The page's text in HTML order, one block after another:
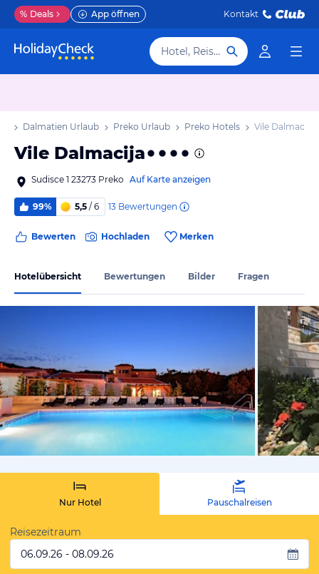
% Deals App öffnen Kontakt
Hotel, Reiseziel
Dalmatien Urlaub Preko Urlaub Preko Hotels Vile Dalmacija
Vile Dalmacija
Sudisce 1 23273 Preko Auf Karte anzeigen
99% 5,5 / 6 13 Bewertungen
Bewerten Hochladen Merken
Hotelübersicht Bewertungen Bilder Fragen
von
Nur Hotel Pauschalreisen
Reisezeitraum
06.09.26 - 08.09.26